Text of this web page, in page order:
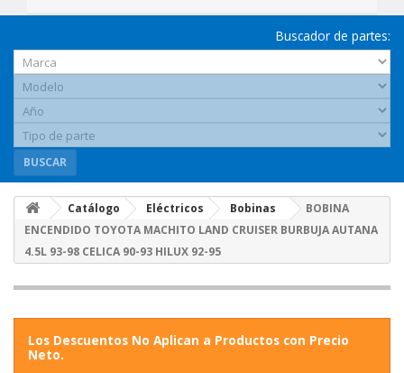
Buscador de partes:
BUSCAR
Catálogo Eléctricos Bobinas
BOBINA
ENCENDIDO TOYOTA MACHITO LAND CRUISER BURBUJA AUTANA
4.5L 93-98 CELICA 90-93 HILUX 92-95
Los Descuentos No Aplican a Productos con Precio
Neto.